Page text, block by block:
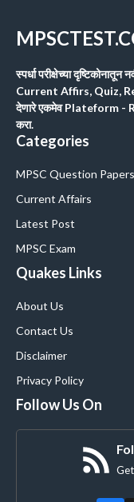
स्पर्धा परीक्षेच्या
Current Affirs, Quiz,
देणारे एकमेव Plateform -
करा.
Categories
MPSC Question Papers
Current Affairs
Latest Post
MPSC Exam
Quakes Links
About Us
Contact Us
Disclaimer
Privacy Policy
Follow Us On